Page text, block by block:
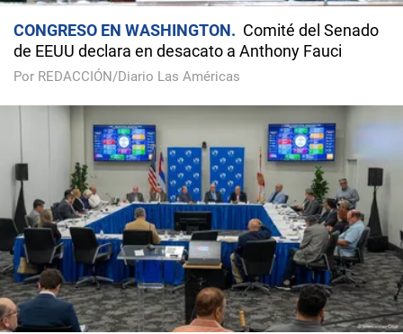
CONGRESO EN WASHINGTON
Comité del Senado
de EEUU declara en desacato a Anthony Fauci
Por REDACCIÓN/Diario Las Américas